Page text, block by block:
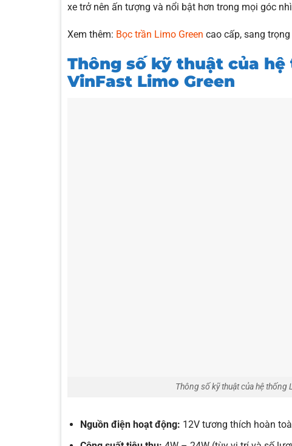
xe trở nên ấn tượng và nổi bật hơn trong mọi góc
Xem thêm: Bọc trần Limo Green cao cấp, sang trọng
Thông số kỹ thuật của
VinFast Limo Green
Thông số kỹ thuật của hệ thống
Nguồn điện hoạt động: 12V tương thích hoàn